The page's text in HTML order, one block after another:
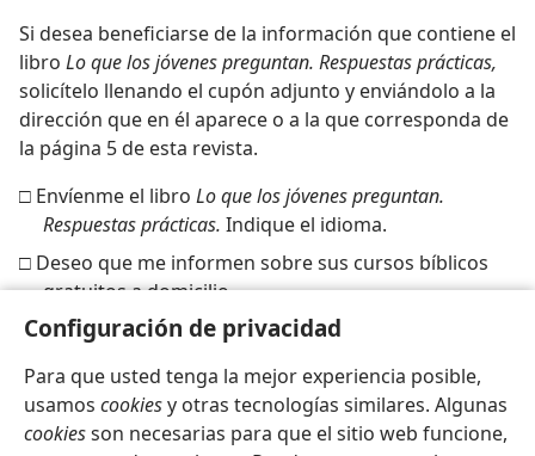
Configuración de privacidad
Para que usted tenga la mejor experiencia posible,
usamos cookiesy otras tecnologías similares. Algunas
cookiesson necesarias para que el sitio web funcione,
Si desea beneficiarse de la información que contiene el
libro Lo que los jóvenes preguntan. Respuestas prácticas,
solicítelo llenando el cupón adjunto y enviándolo a la
dirección que en él aparece o a la que corresponda de
la página 5 de esta revista.
□ Envíenme el libro Lo que los jóvenes preguntan.
Respuestas prácticas. Indique el idioma.
□ Deseo que me informen sobre sus cursos bíblicos
gratuitos a domicilio.
Español Compartir Configuración